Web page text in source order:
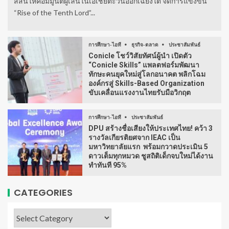
“Rise of the Tenth Lord”...
การศึกษา-ไอที ธุรกิจ-ตลาด ประชาสัมพันธ์
Conicle โชว์วิสัยทัศน์ผู้นำ เปิดตัว
“Conicle Skills” แพลตฟอร์มพัฒนา
ทักษะคนยุคใหม่สู่โลกอนาคต พลิกโฉม
องค์กรสู่ Skills-Based Organization
ขับเคลื่อนแรงงานไทยรับมือวิกฤต
การศึกษา-ไอที ประชาสัมพันธ์
DPU สร้างชื่อเสียงให้ประเทศไทย! คว้า 3
รางวัลเกียรติยศจาก IEAC เป็น
มหาวิทยาลัยแรก พร้อมกวาดประเมิน 5
ดาวเต็มทุกหมวด ชูสถิติเด็กจบใหม่ได้งาน
ทำทันที 95%
CATEGORIES